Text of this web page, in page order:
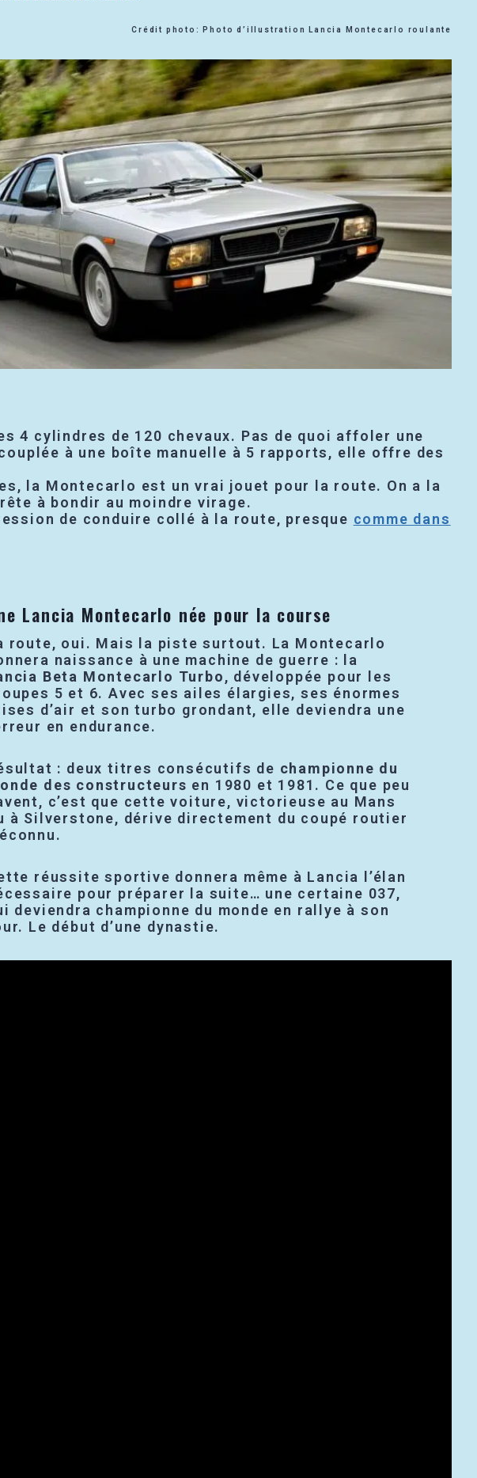
Crédit photo: Photo d’illustration Lancia Montecarlo roulante
4 cylindres de 120 chevaux. Pas de quoi affoler une
à une boîte manuelle à 5 rapports, elle offre des
la Montecarlo est un vrai jouet pour la route. On a la
à bondir au moindre virage.
de conduire collé à la route, presque comme dans
Lancia Montecarlo née pour la course
route, oui. Mais la piste surtout. La Montecarlo
naissance à une machine de guerre : la
Beta Montecarlo Turbo, développée pour les
5 et 6. Avec ses ailes élargies, ses énormes
d’air et son turbo grondant, elle deviendra une
en endurance.
: deux titres consécutifs de championne du
des constructeurs en 1980 et 1981. Ce que peu
c’est que cette voiture, victorieuse au Mans
à Silverstone, dérive directement du coupé routier
réussite sportive donnera même à Lancia l’élan
pour préparer la suite… une certaine 037,
deviendra championne du monde en rallye à son
Le début d’une dynastie.